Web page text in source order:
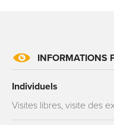
INFORMATIONS
Individuels
Visites libres, visite des